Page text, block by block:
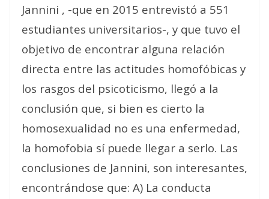
Jannini , -que en 2015 entrevistó a 551
estudiantes universitarios-, y que tuvo el
objetivo de encontrar alguna relación
directa entre las actitudes homofóbicas y
los rasgos del psicoticismo, llegó a la
conclusión que, si bien es cierto la
homosexualidad no es una enfermedad,
la homofobia sí puede llegar a serlo. Las
conclusiones de Jannini, son interesantes,
encontrándose que: A) La conducta